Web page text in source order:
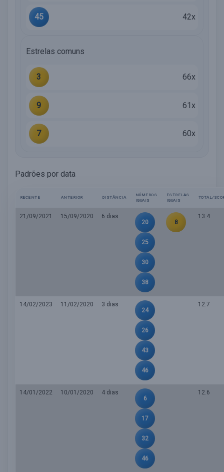
45 42x
Estrelas comuns
3 66x
9 61x
7 60x
Padrões por data
RECENTE ANTERIOR DISTÂNCIA
NÚMEROS
IGUAIS
ESTRELAS
IGUAIS
TOTAL/
21/09/2021 15/09/2020
6 dias
20
25
30
38
8
13.4
14/02/2023 11/02/2020
3 dias
24
26
43
46
12.7
14/01/2022 10/01/2020
4 dias
6
17
32
46
12.6